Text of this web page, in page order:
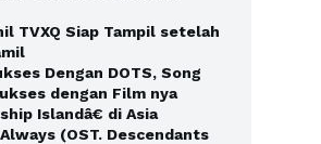
TVXQ Siap Tampil setelah
Dengan DOTS, Song
dengan Film nya
Islandâ€ di Asia
(OST. Descendants